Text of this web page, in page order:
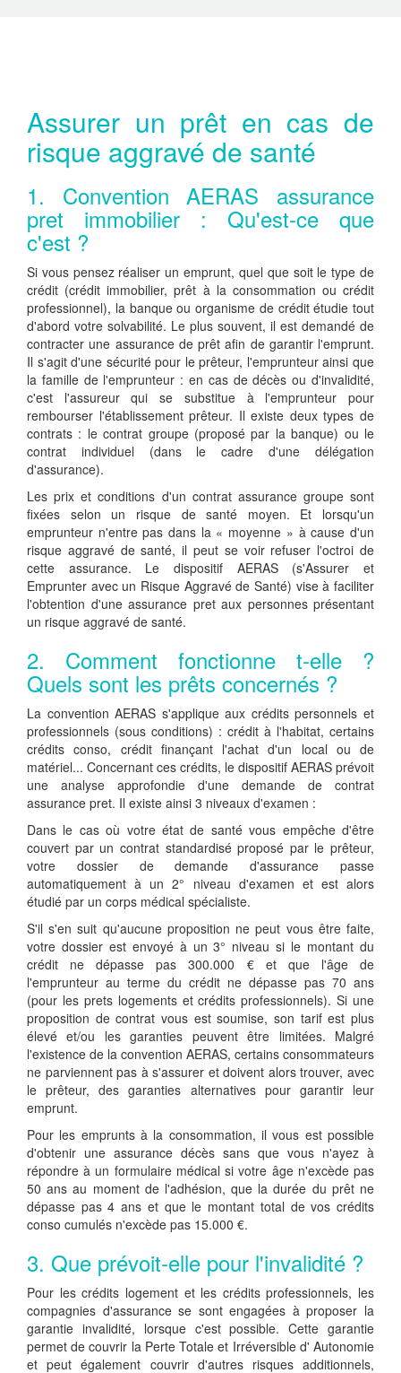
Assurer un prêt en cas de
risque aggravé de santé
1. Convention AERAS assurance
pret immobilier : Qu'est-ce que
c'est ?
Si vous pensez réaliser un emprunt, quel que soit le type de
crédit (crédit immobilier, prêt à la consommation ou crédit
professionnel), la banque ou organisme de crédit étudie tout
d'abord votre solvabilité. Le plus souvent, il est demandé de
contracter une assurance de prêt afin de garantir l'emprunt.
Il s'agit d'une sécurité pour le prêteur, l'emprunteur ainsi que
la famille de l'emprunteur : en cas de décès ou d'invalidité,
c'est l'assureur qui se substitue à l'emprunteur pour
rembourser l'établissement prêteur. Il existe deux types de
contrats : le contrat groupe (proposé par la banque) ou le
contrat individuel (dans le cadre d'une délégation
d'assurance).
Les prix et conditions d'un contrat assurance groupe sont
fixées selon un risque de santé moyen. Et lorsqu'un
emprunteur n'entre pas dans la « moyenne » à cause d'un
risque aggravé de santé, il peut se voir refuser l'octroi de
cette assurance. Le dispositif AERAS (s'Assurer et
Emprunter avec un Risque Aggravé de Santé) vise à faciliter
l'obtention d'une assurance pret aux personnes présentant
un risque aggravé de santé.
2. Comment fonctionne t-elle ?
Quels sont les prêts concernés ?
La convention AERAS s'applique aux crédits personnels et
professionnels (sous conditions) : crédit à l'habitat, certains
crédits conso, crédit finançant l'achat d'un local ou de
matériel... Concernant ces crédits, le dispositif AERAS prévoit
une analyse approfondie d'une demande de contrat
assurance pret. Il existe ainsi 3 niveaux d'examen :
Dans le cas où votre état de santé vous empêche d'être
couvert par un contrat standardisé proposé par le prêteur,
votre dossier de demande d'assurance passe
automatiquement à un 2° niveau d'examen et est alors
étudié par un corps médical spécialiste.
S'il s'en suit qu'aucune proposition ne peut vous être faite,
votre dossier est envoyé à un 3° niveau si le montant du
crédit ne dépasse pas 300.000 € et que l'âge de
l'emprunteur au terme du crédit ne dépasse pas 70 ans
(pour les prets logements et crédits professionnels). Si une
proposition de contrat vous est soumise, son tarif est plus
élevé et/ou les garanties peuvent être limitées. Malgré
l'existence de la convention AERAS, certains consommateurs
ne parviennent pas à s'assurer et doivent alors trouver, avec
le prêteur, des garanties alternatives pour garantir leur
emprunt.
Pour les emprunts à la consommation, il vous est possible
d'obtenir une assurance décès sans que vous n'ayez à
répondre à un formulaire médical si votre âge n'excède pas
50 ans au moment de l'adhésion, que la durée du prêt ne
dépasse pas 4 ans et que le montant total de vos crédits
conso cumulés n'excède pas 15.000 €.
3. Que prévoit-elle pour l'invalidité ?
Pour les crédits logement et les crédits professionnels, les
compagnies d'assurance se sont engagées à proposer la
garantie invalidité, lorsque c'est possible. Cette garantie
permet de couvrir la Perte Totale et Irréversible d' Autonomie
et peut également couvrir d'autres risques additionnels,